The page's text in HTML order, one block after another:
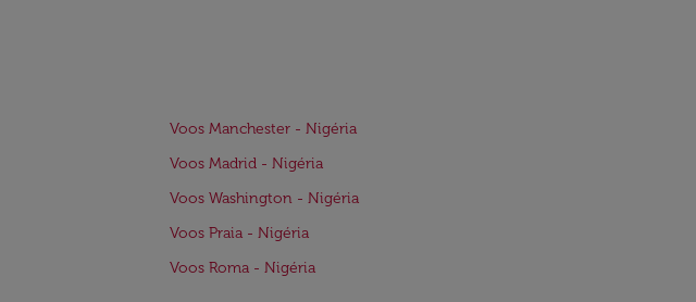
Voos Manchester - Nigéria
Voos Madrid - Nigéria
Voos Washington - Nigéria
Voos Praia - Nigéria
Voos Roma - Nigéria